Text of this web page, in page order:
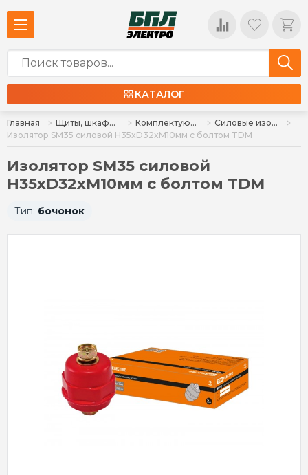
КАТАЛОГ
Главная Щиты, шкафы, корпуса и изделия к ним Комплектующие для щитов
Силовые изоляторы
Изолятор SM35 силовой H35xD32xM10мм с болтом TDM
Изолятор SM35 силовой
H35xD32xM10мм с болтом TDM
Тип: бочонок